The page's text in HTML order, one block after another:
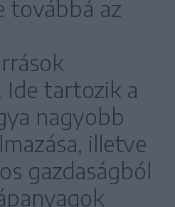
továbbá az
Ide tartozik a
nagyobb
illetve
gazdaságból